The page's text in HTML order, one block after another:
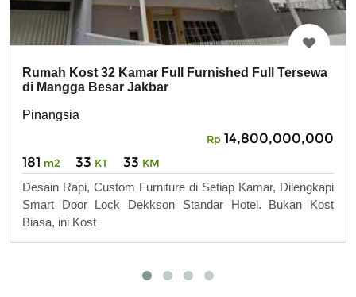
Rumah Kost 32 Kamar Full Furnished Full Tersewa
di Mangga Besar Jakbar
Pinangsia
Rp 14,800,000,000
181 m2 33 KT 33 KM
Desain Rapi, Custom Furniture di Setiap Kamar, Dilengkapi
Smart Door Lock Dekkson Standar Hotel. Bukan Kost
Biasa, ini Kost